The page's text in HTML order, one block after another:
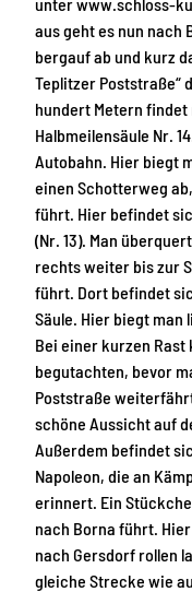
aus geht es nun nach
bergauf ab und kurz
Teplitzer Poststraße“
hundert Metern
Halbmeilensäule Nr.
Autobahn. Hier biegt
einen Schotterweg
führt. Hier befindet
(Nr. 13). Man
rechts weiter bis zur
führt. Dort befindet
Säule. Hier biegt man
Bei einer kurzen Rast
begutachten, bevor
Poststraße
schöne Aussicht auf
Außerdem befindet
Napoleon, die an
erinnert. Ein
nach Borna führt.
nach Gersdorf rollen
gleiche Strecke wie